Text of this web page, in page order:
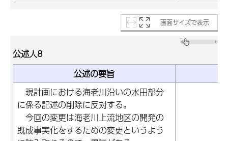
画面サイズで表示
公述人8
公述の要旨
現計画における海老川沿いの水田部分
に係る記述の削除に反対する。
今回の変更は海老川上流地区の開発の
既成事実化をするための変更というよう